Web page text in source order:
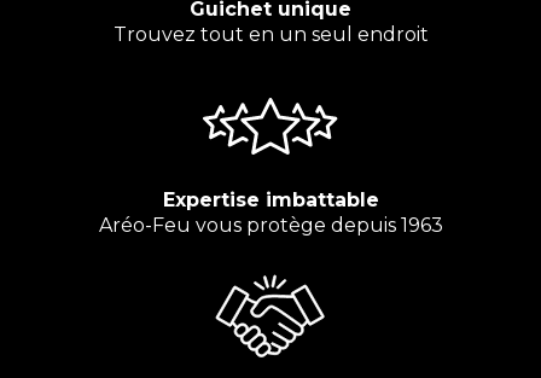
Guichet unique
Trouvez tout en un seul endroit
Expertise imbattable
Aréo-Feu vous protège depuis 1963